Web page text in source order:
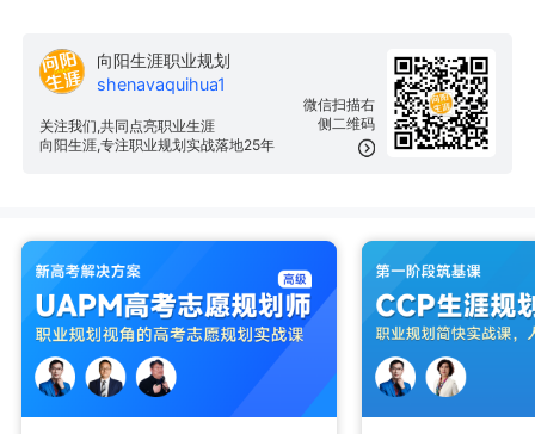
微信扫描右
侧二维码
向阳生涯职业规划
shenavaquihua1
关注我们,共同点亮职业生涯
向阳生涯,专注职业规划实战落地25年